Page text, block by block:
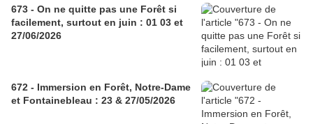
673 - On ne quitte pas une Forêt si
facilement, surtout en juin : 01 03 et
27/06/2026
672 - Immersion en Forêt, Notre-Dame
et Fontainebleau : 23 & 27/05/2026